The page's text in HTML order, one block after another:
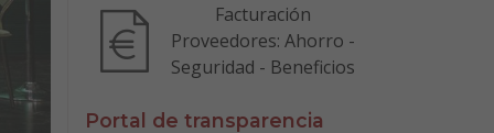
Facturación
Proveedores: Ahorro -
Seguridad - Beneficios
Portal de transparencia